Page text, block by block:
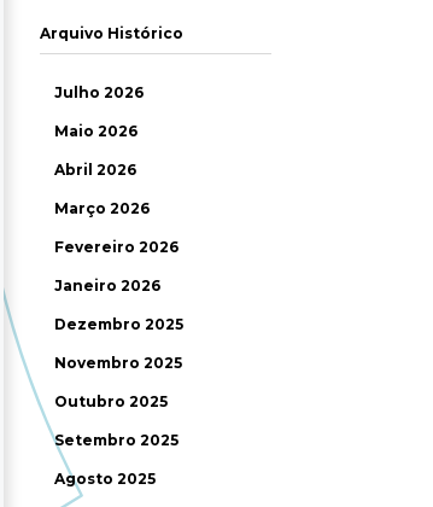
Arquivo Histórico
Julho 2026
Maio 2026
Abril 2026
Março 2026
Fevereiro 2026
Janeiro 2026
Dezembro 2025
Novembro 2025
Outubro 2025
Setembro 2025
Agosto 2025